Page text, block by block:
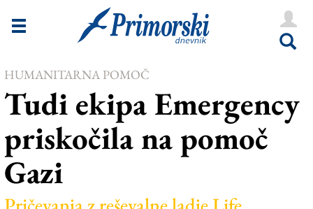
Novice
Goriška
Kultura
Šport
Še
Vreme
HUMANITARNA POMOČ
Tudi ekipa Emergency
priskočila na pomoč
Gazi